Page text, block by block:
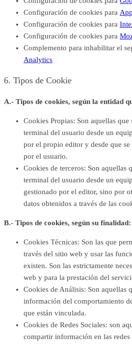
Configuración de cookies para
Configuración de cookies para
Configuración de cookies para
Complemento para inhabilitar el
Analytics
6. Tipos de Cookie
A.- Tipos de cookies, según la entidad
Cookies Propias: Son aquellas
terminal del usuario desde un
por el propio editor y desde que
por el usuario.
Cookies de terceros: Son aquellas
terminal del usuario desde un
gestionado por el editor, sino por
datos obtenidos a través de las
B.- Tipos de cookies, según su finalidad:
Cookies Técnicas: Son las que
través del sitio web y usar las
existen. Son las estrictamente
web y para la prestación del
Cookies de Análisis: Son aquellas
información del comportamiento
que están vinculada.
Cookies de Redes Sociales: son
compartir información en las redes